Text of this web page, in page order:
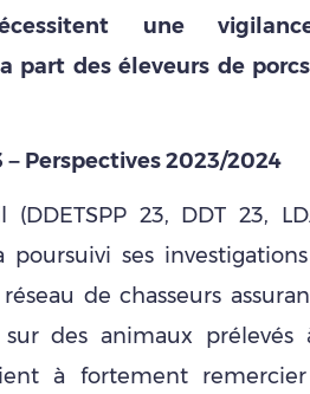
une
part des éleveurs de
Perspectives 2023/2024
23, DDT 23,
poursuivi ses
de chasseurs
des animaux prélevés
à fortement